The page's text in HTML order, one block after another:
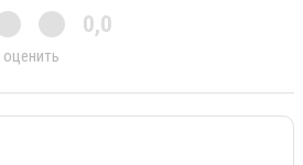
0,0